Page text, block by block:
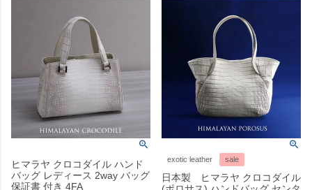
ヒマラヤ クロコダイル ハンド
バッグ レディース 2way バッグ
保証書 付き 4FA
exotic leather sale
日本製 ヒマラヤ クロコダイル